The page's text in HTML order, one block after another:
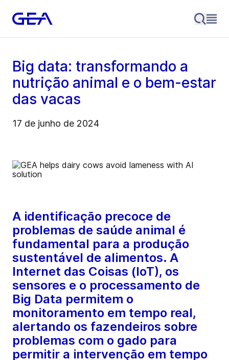
Big data: transformando a
nutrição animal e o bem-estar
das vacas
17 de junho de 2024
A identificação precoce de
problemas de saúde animal é
fundamental para a produção
sustentável de alimentos. A
Internet das Coisas (IoT), os
sensores e o processamento de
Big Data permitem o
monitoramento em tempo real,
alertando os fazendeiros sobre
problemas com o gado para
permitir a intervenção em tempo